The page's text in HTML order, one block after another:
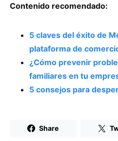
Contenido recomendado:
5 claves del éxito de
plataforma de
¿Cómo prevenir
familiares en tu
5 consejos para
Share